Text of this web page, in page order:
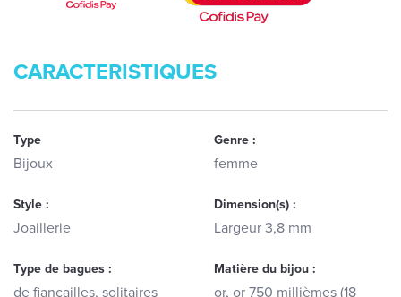
CARACTERISTIQUES
Type
Bijoux
Genre :
femme
Style :
Joaillerie
Dimension(s) :
Largeur 3,8 mm
Type de bagues :
de fiançailles, solitaires
Matière du bijou :
or, or 750 millièmes (18